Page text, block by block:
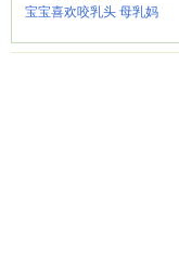
宝宝喜欢咬乳头 母乳妈